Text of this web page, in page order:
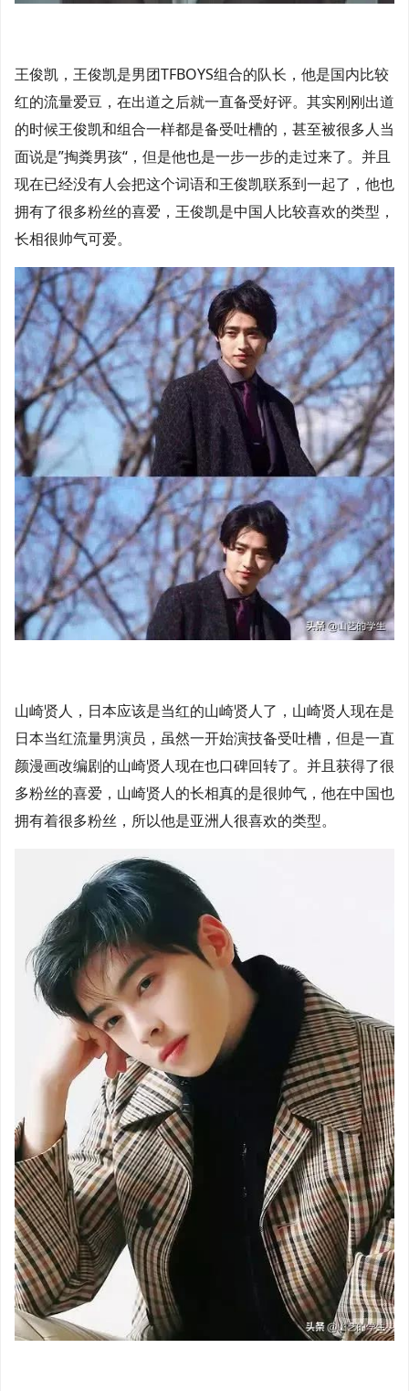
王俊凯，王俊凯是男团TFBOYS组合的队长，他是国内比较
红的流量爱豆，在出道之后就一直备受好评。其实刚刚出道
的时候王俊凯和组合一样都是备受吐槽的，甚至被很多人当
面说是”掏粪男孩“，但是他也是一步一步的走过来了。并且
现在已经没有人会把这个词语和王俊凯联系到一起了，他也
拥有了很多粉丝的喜爱，王俊凯是中国人比较喜欢的类型，
长相很帅气可爱。
山崎贤人，日本应该是当红的山崎贤人了，山崎贤人现在是
日本当红流量男演员，虽然一开始演技备受吐槽，但是一直
颜漫画改编剧的山崎贤人现在也口碑回转了。并且获得了很
多粉丝的喜爱，山崎贤人的长相真的是很帅气，他在中国也
拥有着很多粉丝，所以他是亚洲人很喜欢的类型。